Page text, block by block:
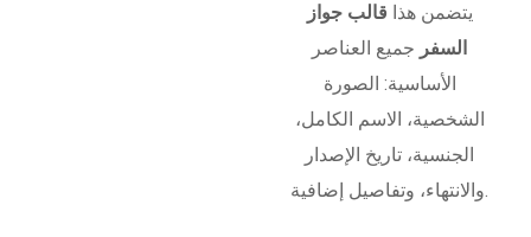
يتضمن هذا قالب جواز
السفر جميع العناصر
الأساسية: الصورة
الشخصية، الاسم الكامل،
الجنسية، تاريخ الإصدار
والانتهاء، وتفاصيل إضافية.